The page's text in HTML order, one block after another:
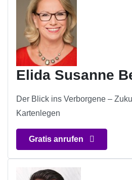
Elida Susanne
Der Blick ins Verborgene –
Kartenlegen
Gratis anrufen